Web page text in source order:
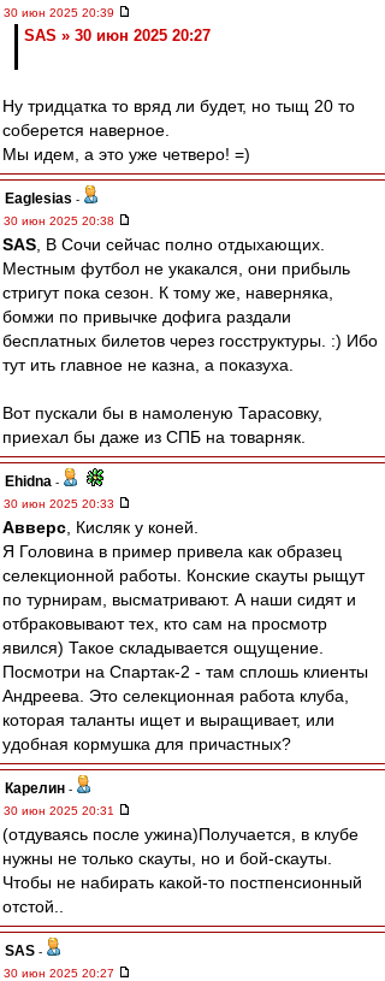
30 июн 2025 20:39
SAS » 30 июн 2025 20:27
Ну тридцатка то вряд ли будет, но тыщ 20 то
соберется наверное.
Мы идем, а это уже четверо! =)
Eaglesias -
30 июн 2025 20:38
SAS , В Сочи сейчас полно отдыхающих.
Местным футбол не укакался, они прибыль
стригут пока сезон. К тому же, наверняка,
бомжи по привычке дофига раздали
бесплатных билетов через госструктуры. :) Ибо
тут ить главное не казна, а показуха.
Вот пускали бы в намоленую Тарасовку,
приехал бы даже из СПБ на товарняк.
Ehidna -
30 июн 2025 20:33
Авверс , Кисляк у коней.
Я Головина в пример привела как образец
селекционной работы. Конские скауты рыщут
по турнирам, высматривают. А наши сидят и
отбраковывают тех, кто сам на просмотр
явился) Такое складывается ощущение.
Посмотри на Спартак-2 - там сплошь клиенты
Андреева. Это селекционная работа клуба,
которая таланты ищет и выращивает, или
удобная кормушка для причастных?
Карелин -
30 июн 2025 20:31
(отдуваясь после ужина)Получается, в клубе
нужны не только скауты, но и бой-скауты.
Чтобы не набирать какой-то постпенсионный
отстой..
SAS -
30 июн 2025 20:27